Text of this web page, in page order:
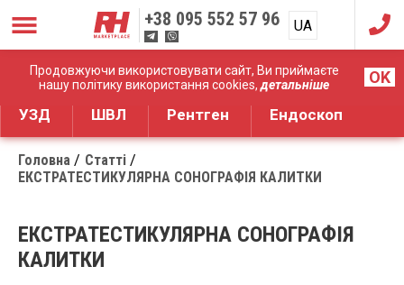
Продовжуючи використовувати сайт, Ви приймаєте
нашу політику використання cookies,детальніше OK
+38 095 552 57 96 UA
RU
Дистрибуція медичного обладнання
УЗД ШВЛ Рентген Ендоскоп
Головна
Статті
ЕКСТРАТЕСТИКУЛЯРНА СОНОГРАФІЯ КАЛИТКИ
ЕКСТРАТЕСТИКУЛЯРНА СОНОГРАФІЯ
КАЛИТКИ